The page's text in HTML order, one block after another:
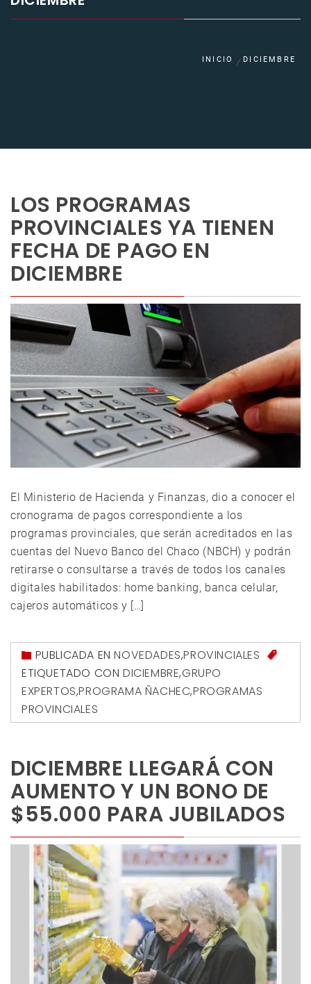
INICIO DICIEMBRE
LOS PROGRAMAS
PROVINCIALES YA TIENEN
FECHA DE PAGO EN
DICIEMBRE
El Ministerio de Hacienda y Finanzas, dio a conocer el
cronograma de pagos correspondiente a los
programas provinciales, que serán acreditados en las
cuentas del Nuevo Banco del Chaco (NBCH) y podrán
retirarse o consultarse a través de todos los canales
digitales habilitados: home banking, banca celular,
cajeros automáticos y […]
PUBLICADA ENNOVEDADES,PROVINCIALES
ETIQUETADO CON DICIEMBRE,GRUPO
EXPERTOS,PROGRAMA ÑACHEC,PROGRAMAS
PROVINCIALES
DICIEMBRE LLEGARÁ CON
AUMENTO Y UN BONO DE
$55.000 PARA JUBILADOS